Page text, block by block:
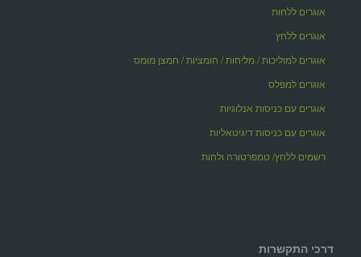
אוגרים ללחות
אוגרים ללחץ
אוגרים למוליכות / מליחות / חומציות / חמצן מומס
אוגרים למפלס
אוגרים עם כניסות אנלוגיות
אוגרים עם כניסות דיגיטאליות
רשמים ללחץ/ טמפרטורה ולחות
דרכי התקשרות